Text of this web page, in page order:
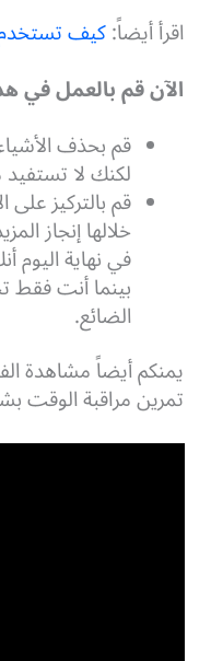
اقرأ أيضاً:كيف
الآن قم بالعمل في
قم بحذف
لكنك لا
قم بالتركيز
خلالها إنجاز
في نهاية
بينما أنت
الضائع.
يمنكم أيضاً مشاهدة
تمرين مراقبة